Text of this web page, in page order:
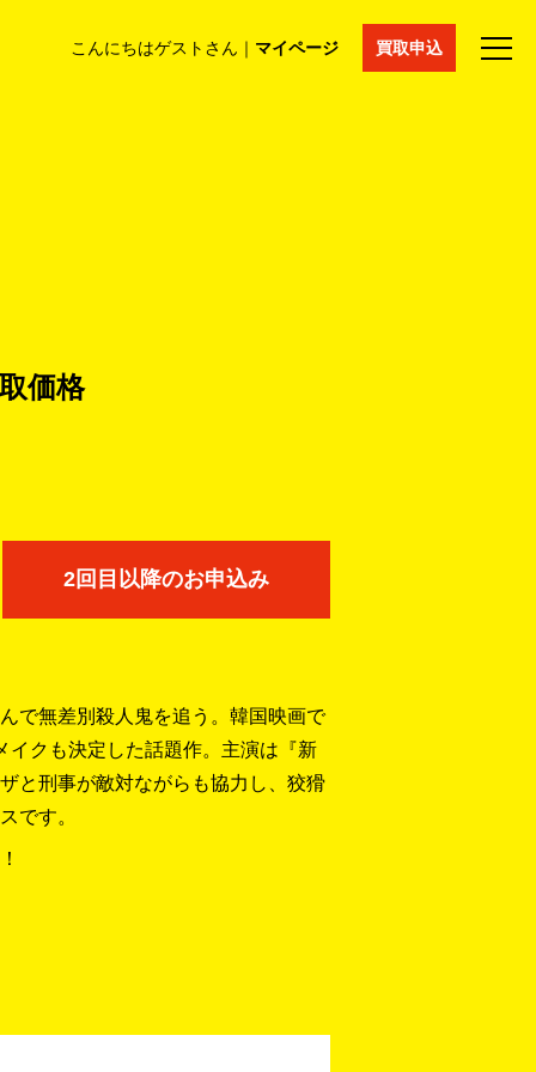
こんにちはゲストさん｜ マイページ 買取申込
コラム マイページ 採用情報 通販サイト
価格
2回目以降のお申込み
で無差別殺人鬼を追う。韓国映画で
イクも決定した話題作。主演は『新
と刑事が敵対ながらも協力し、狡猾
です。